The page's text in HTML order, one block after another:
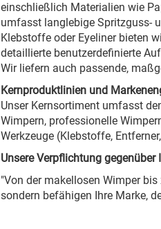
einschließlich Materialien wie
umfasst langlebige Spritzguss-
Klebstoffe oder Eyeliner bieten
detaillierte benutzerdefinierte
Wir liefern auch passende,
Kernproduktlinien und
Unser Kernsortiment umfasst
Wimpern, professionelle
Werkzeuge (Klebstoffe,
Unsere Verpflichtung gegenüber
"Von der makellosen Wimper
sondern befähigen Ihre Marke,